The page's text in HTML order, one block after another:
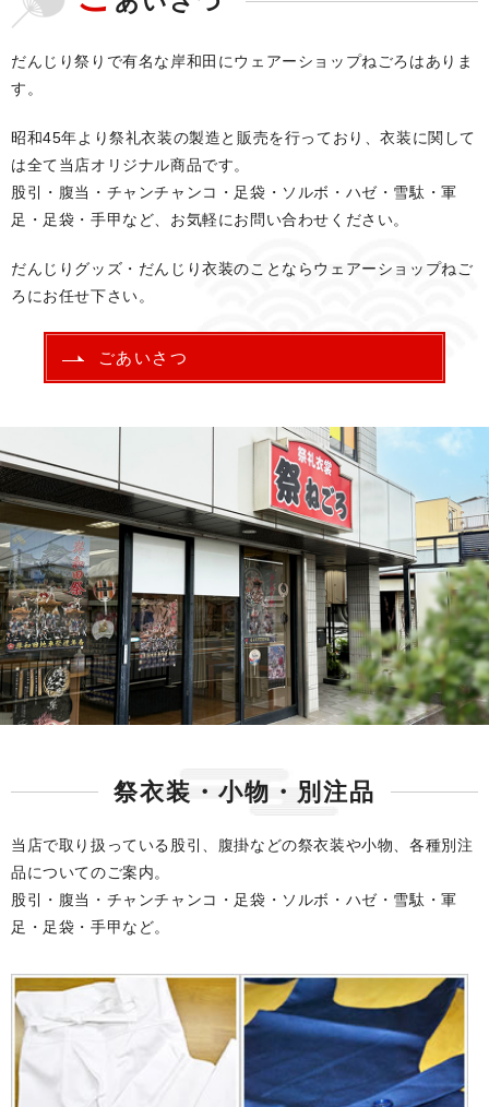
だんじり祭りで有名な岸和田にウェアーショップねごろはありま
す。
昭和45年より祭礼衣装の製造と販売を行っており、衣装に関して
は全て当店オリジナル商品です。
股引・腹当・チャンチャンコ・足袋・ソルボ・ハゼ・雪駄・軍
足・足袋・手甲など、 お気軽にお問い合わせください。
だんじりグッズ・だんじり衣装のことならウェアーショップねご
ろにお任せ下さい。
ごあいさつ
祭衣装・小物・別注品
当店で取り扱っている股引、腹掛などの祭衣装や小物、各種別注
品についてのご案内。
股引・腹当・チャンチャンコ・足袋・ソルボ・ハゼ・雪駄・軍
足・足袋・手甲など。